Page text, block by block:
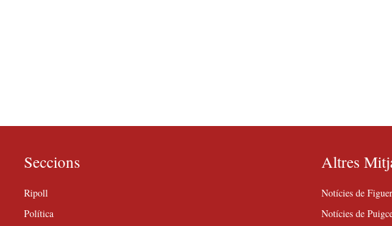
Seccions
Ripoll
Política
Altres
Notícies de
Notícies de